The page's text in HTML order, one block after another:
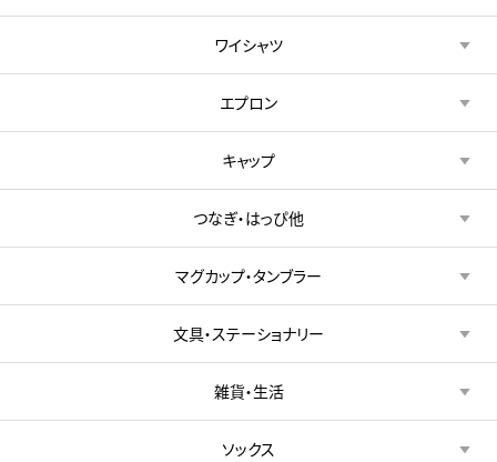
ワイシャツ
エプロン
キャップ
つなぎ・はっぴ他
マグカップ・タンブラー
文具・ステーショナリー
雑貨・生活
ソックス